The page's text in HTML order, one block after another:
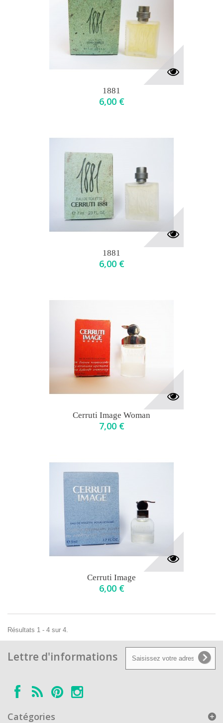
1881
6,00 €
1881
6,00 €
Cerruti Image Woman
7,00 €
Cerruti Image
6,00 €
Résultats 1 - 4 sur 4.
Lettre d'informations
Catégories